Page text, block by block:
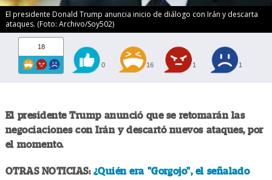
El presidente Donald Trump anuncia inicio de diálogo con Irán y descarta
ataques. (Foto: Archivo/Soy502)
18
0 16 1 1
El presidente Trump anunció que se retomarán las
negociaciones con Irán y descartó nuevos ataques, por
el momento.
OTRAS NOTICIAS: ¿Quién era "Gorgojo", el señalado